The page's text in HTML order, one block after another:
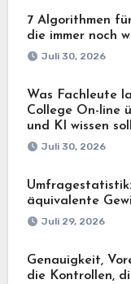
7 Algorithmen
die immer noch
Juli 30, 2026
Was Fachleute
College On-line
und KI wissen
Juli 30, 2026
äquivalente
Juli 29, 2026
Genauigkeit,
die Kontrollen,